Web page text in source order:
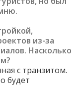
из-за
Насколько
с транзитом.
будет